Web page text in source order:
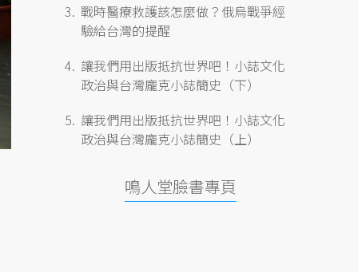
戰時醫療救護該怎麼做？俄烏戰爭經
驗給台灣的提醒
讓我們用出版抵抗世界吧！小誌文化
政治與台灣龐克小誌簡史（下）
讓我們用出版抵抗世界吧！小誌文化
政治與台灣龐克小誌簡史（上）
鳴人堂臉書專頁